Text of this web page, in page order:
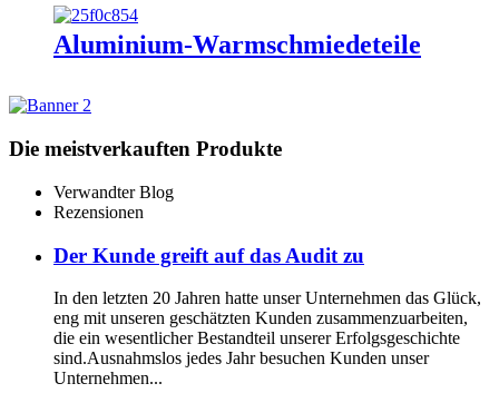
Aluminium-Warmschmiedeteile
Die meistverkauften Produkte
Verwandter Blog
Rezensionen
Der Kunde greift auf das Audit zu
In den letzten 20 Jahren hatte unser Unternehmen das Glück,
eng mit unseren geschätzten Kunden zusammenzuarbeiten,
die ein wesentlicher Bestandteil unserer Erfolgsgeschichte
sind.Ausnahmslos jedes Jahr besuchen Kunden unser
Unternehmen...